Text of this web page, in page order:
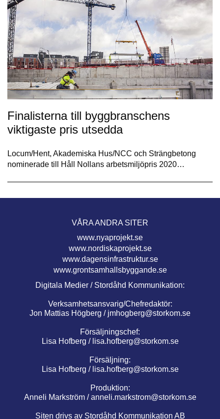
Finalisterna till byggbranschens
viktigaste pris utsedda
Locum/Hent, Akademiska Hus/NCC och Strängbetong
nominerade till Håll Nollans arbetsmiljöpris 2020…
VÅRA ANDRA SITER
www.nyaprojekt.se
www.nordiskaprojekt.se
www.dagensinfrastruktur.se
www.grontsamhallsbyggande.se
Digitala Medier / Stordåhd Kommunikation:
Verksamhetsansvarig/Chefredaktör:
Jon Mattias Högberg / jmhogberg@storkom.se
Försäljningschef:
Lisa Hofberg / lisa.hofberg@storkom.se
Försäljning:
Lisa Hofberg / lisa.hofberg@storkom.se
Produktion:
Anneli Markström /anneli.markstrom@storkom.se
Siten drivs av Stordåhd Kommunikation AB